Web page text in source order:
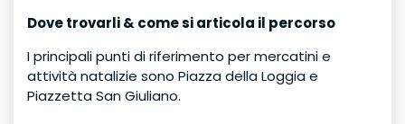
Dove trovarli & come si articola il percorso
I principali punti di riferimento per mercatini e
attività natalizie sono Piazza della Loggia e
Piazzetta San Giuliano.